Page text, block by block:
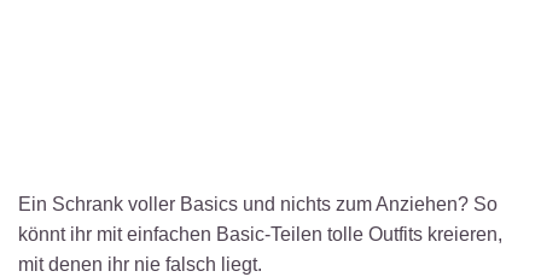
Ein Schrank voller Basics und nichts zum Anziehen? So
könnt ihr mit einfachen Basic-Teilen tolle Outfits kreieren,
mit denen ihr nie falsch liegt.